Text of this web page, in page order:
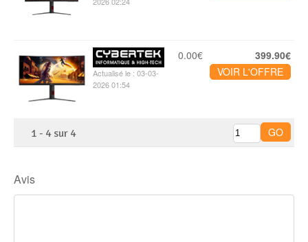
Actualisé le : 03-03-
2026 01:54
0.00€
399.90€
VOIR L'OFFRE
1 - 4 sur 4
Avis